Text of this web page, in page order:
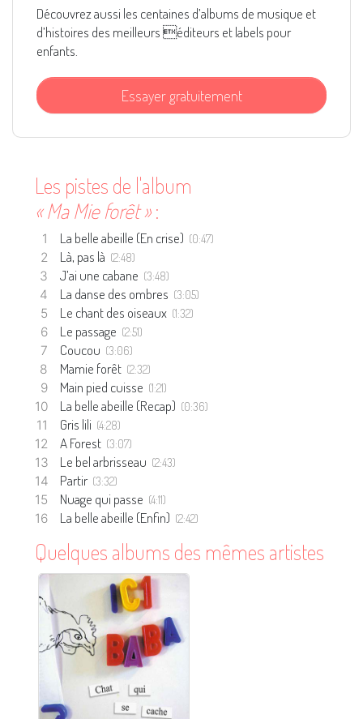
Découvrez aussi les centaines d’albums de musique et
d’histoires des meilleurs éditeurs et labels pour
enfants.
Essayer gratuitement
Les pistes de l'album
« Ma Mie forêt »:
La belle abeille (En crise) (0:47)
Là, pas là (2:48)
J’ai une cabane (3:48)
La danse des ombres (3:05)
Le chant des oiseaux (1:32)
Le passage (2:51)
Coucou (3:06)
Mamie forêt (2:32)
Main pied cuisse (1:21)
La belle abeille (Recap) (0:36)
Gris lili (4:28)
A Forest (3:07)
Le bel arbrisseau (2:43)
Partir (3:32)
Nuage qui passe (4:11)
La belle abeille (Enfin) (2:42)
Quelques albums des mêmes artistes